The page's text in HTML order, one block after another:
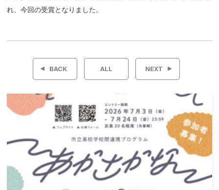
れ、今回の受賞となりました。
投
ー
シ
BACK ALL NEXT